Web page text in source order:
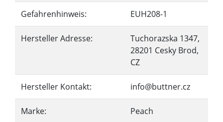
Gefahrenhinweis: EUH208-1
Hersteller Adresse:
Tuchorazska 1347,
28201 Cesky Brod,
CZ
Hersteller Kontakt: info@buttner.cz
Marke: Peach